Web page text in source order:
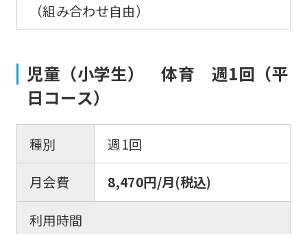
（組み合わせ自由）
児童（小学生） 体育 週1回（平
日コース）
種別
週1回
月会費
8,470円/月(税込)
利用時間